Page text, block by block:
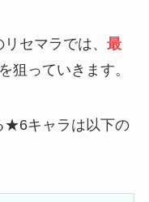
セマラでは、 最
を狙っていきます。
★6キャラは以下の